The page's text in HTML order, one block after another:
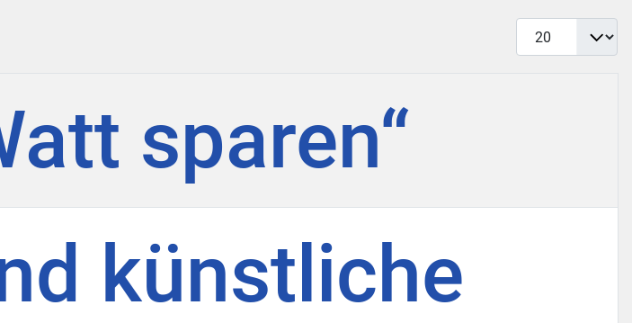
Anzeige #
sparen“
künstliche